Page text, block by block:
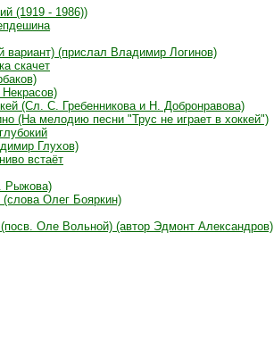
(1919 - 1986))
вариант) (прислал Владимир Логинов)
скачет
(Сл. С. Гребенникова и Н. Добронравова)
(На мелодию песни "Трус не играет в хоккей")
Глухов)
встаёт
Рыжова)
Олег Бояркин)
Оле Вольной) (автор Эдмонт Александров)